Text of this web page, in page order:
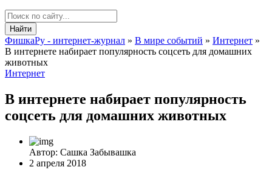
Найти
ФишкаРу - интернет-журнал » В мире событий » Интернет »
В интернете набирает популярность соцсеть для домашних
животных
Интернет
В интернете набирает популярность
соцсеть для домашних животных
Автор: Сашка Забывашка
2 апреля 2018